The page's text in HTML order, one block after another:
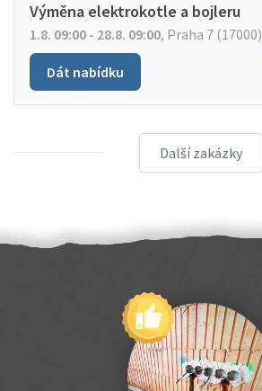
Výměna elektrokotle a bojleru
1.8. 09:00 - 28.8. 09:00, Praha 7 (17000)
Dát nabídku
Další zakázky